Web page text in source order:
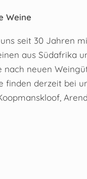
Weine
seit 30 Jahren
aus Südafrika
nach neuen
finden derzeit bei